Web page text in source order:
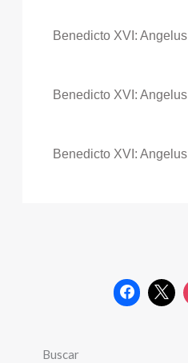
Benedicto XVI: Angelus
Benedicto XVI: Angelus
Benedicto XVI: Angelus
Buscar